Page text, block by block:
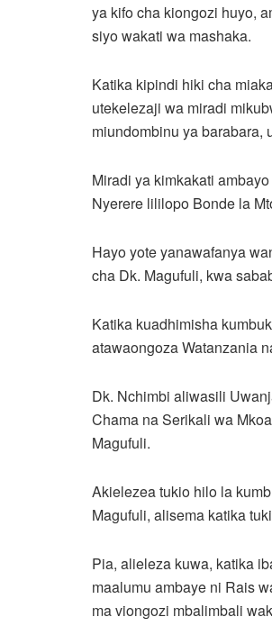
ya kifo cha kiongozi huyo,
siyo wakati wa mashaka.
Katika kipindi hiki cha
utekelezaji wa miradi
miundombinu ya barabara,
Miradi ya kimkakati
Nyerere lililopo Bonde la
Hayo yote yanawafanya
cha Dk. Magufuli, kwa
Katika kuadhimisha
atawaongoza Watanzania
Dk. Nchimbi aliwasili
Chama na Serikali wa
Magufuli.
Akielezea tukio hilo la
Magufuli, alisema katika
Pia, alieleza kuwa, katika
maalumu ambaye ni Rais
ma viongozi mbalimbali